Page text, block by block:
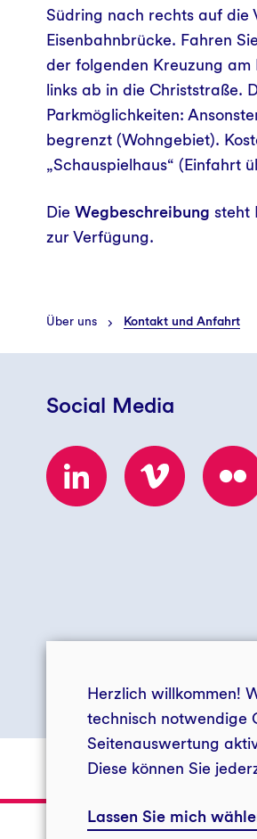
Südring nach rechts auf die
Eisenbahnbrücke. Fahren
der folgenden Kreuzung am
links ab in die Christstraße.
Parkmöglichkeiten:
begrenzt (Wohngebiet).
„Schauspielhaus“ (Einfahrt
Die Wegbeschreibung steht
zur Verfügung.
Über uns Kontakt und Anfahrt
Social Media
© 2026 Stiftung Neue Energie
Impressum Datenschutz
Herzlich willkommen!
technisch notwendige
Seitenauswertung
Diese können Sie
Lassen Sie mich